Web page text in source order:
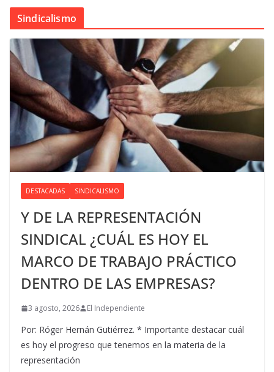
Sindicalismo
DESTACADAS SINDICALISMO
Y DE LA REPRESENTACIÓN
SINDICAL ¿CUÁL ES HOY EL
MARCO DE TRABAJO PRÁCTICO
DENTRO DE LAS EMPRESAS?
3 agosto, 2026 El Independiente
Por: Róger Hernán Gutiérrez. * Importante destacar cuál
es hoy el progreso que tenemos en la materia de la
representación